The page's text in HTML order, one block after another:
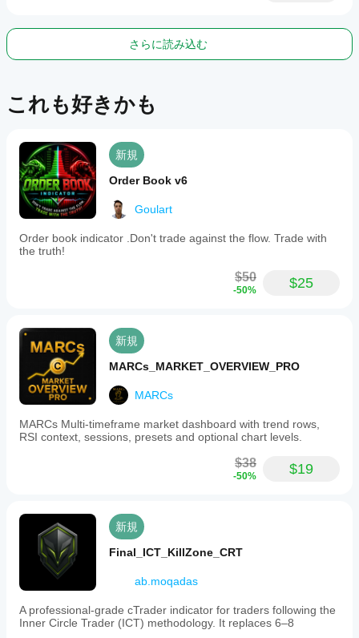
イ
ー
テ
ゴ
リ
ー
ト
レ
ド
シグナル
ー
タ
要
バーのみ
象
ル
ブレイクアウト
さらに読み込む
これも好きかも
新規
Order Book v6
Goulart
Order book indicator .Don't trade against the flow. Trade with
the truth!
$50
-50% $25
新規
MARCs_MARKET_OVERVIEW_PRO
MARCs
MARCs Multi-timeframe market dashboard with trend rows,
RSI context, sessions, presets and optional chart levels.
$38
-50% $19
新規
Final_ICT_KillZone_CRT
ab.moqadas
A professional-grade cTrader indicator for traders following the
Inner Circle Trader (ICT) methodology. It replaces 6–8